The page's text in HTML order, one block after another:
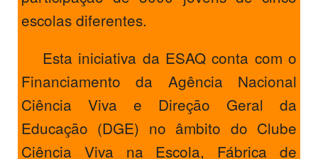
escolas diferentes.
Esta iniciativa da ESAQ conta com o
Financiamento da Agência Nacional
Ciência Viva e Direção Geral da
Educação (DGE) no âmbito do Clube
Ciência Viva na Escola, Fábrica de